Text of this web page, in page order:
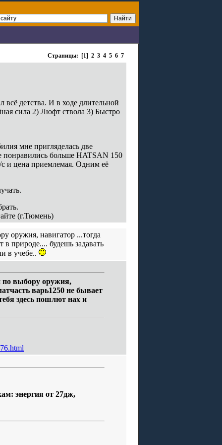
Страницы: [1] 2 3 4 5 6 7
детства. И в ходе длительной
сила 2) Люфт ствола 3) Быстро
мне пригляделась две
понравились больше HATSAN 150
с и цена приемлемая. Одним её
(г.Тюмень)
оружия, навигатор ...тогда
в природе.... будешь задавать
в учебе..
по выбору оружия,
варь1250 не бывает
здесь пошлют нах и
энергия от 27дж,